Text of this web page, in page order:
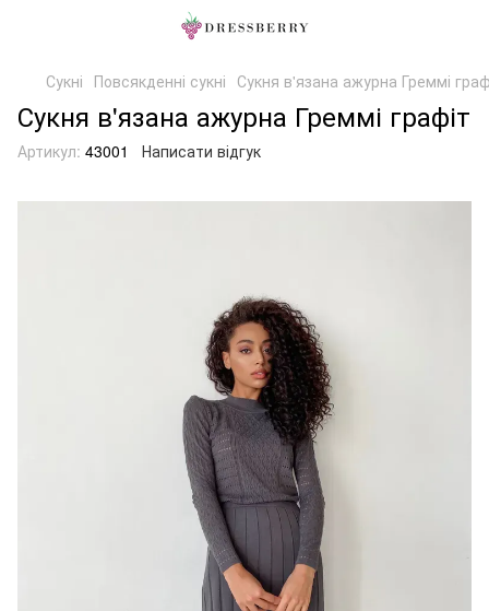
Сукні Повсякденні сукні Сукня в'язана ажурна Греммі
Сукня в'язана ажурна Греммі графіт
Артикул: 43001 Написати відгук